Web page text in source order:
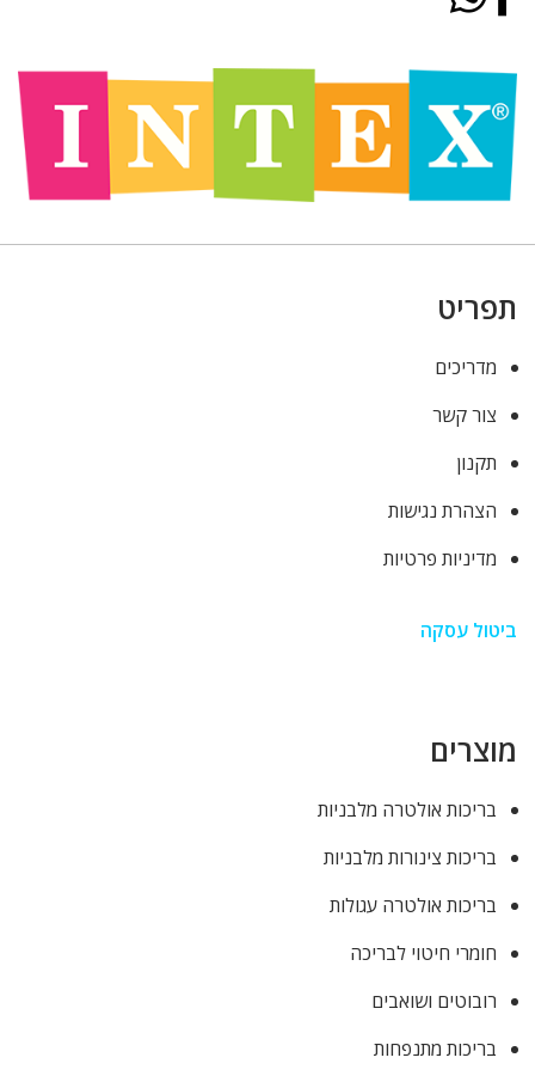
תפריט
מדריכים
צור קשר
תקנון
הצהרת נגישות
מדיניות פרטיות
ביטול עסקה
מוצרים
בריכות אולטרה מלבניות
בריכות צינורות מלבניות
בריכות אולטרה עגולות
חומרי חיטוי לבריכה
רובוטים ושואבים
בריכות מתנפחות